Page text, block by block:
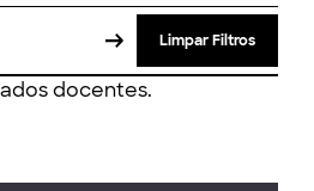
Limpar Filtros
docentes.